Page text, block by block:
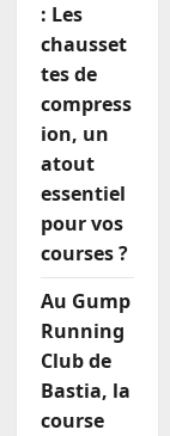
: Les
chausset
tes de
compress
ion, un
atout
essentiel
pour vos
courses ?
Au Gump
Running
Club de
Bastia, la
course